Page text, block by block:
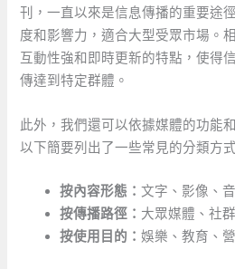
刊，一直以來是信息傳播的重要途
度和影響力，適合大型受眾市場。
互動性強和即時更新的特點，使得
傳達到特定群體。
此外，我們還可以依據媒體的功能
以下簡要列出了一些常見的分類方式
按內容形態：文字、影像、
按傳播路徑： 大眾媒體、社
按使用目的：娛樂、教育、